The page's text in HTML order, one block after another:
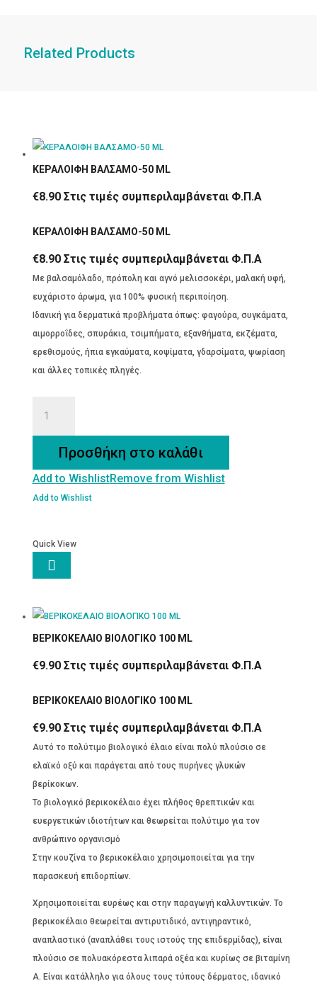
Related Products
ΚΕΡΑΛΟΙΦΗ ΒΑΛΣΑΜΟ-50 ML
€8.90 Στις τιμές συμπεριλαμβάνεται Φ.Π.Α
ΚΕΡΑΛΟΙΦΗ ΒΑΛΣΑΜΟ-50 ML
€8.90 Στις τιμές συμπεριλαμβάνεται Φ.Π.Α
Με βαλσαμόλαδο, πρόπολη και αγνό μελισσοκέρι, μαλακή υφή,
ευχάριστο άρωμα, για 100% φυσική περιποίηση.
Ιδανική για δερματικά προβλήματα όπως: φαγούρα, συγκάματα,
αιμορροΐδες, σπυράκια, τσιμπήματα, εξανθήματα, εκζέματα,
ερεθισμούς, ήπια εγκαύματα, κοψίματα, γδαρσίματα, ψωρίαση
και άλλες τοπικές πληγές.
ποσότηταΠροσθήκη στο καλάθι
Add to WishlistRemove from Wishlist
Add to Wishlist
Quick View

ΒΕΡΙΚΟΚΕΛΑΙΟ ΒΙΟΛΟΓΙΚΟ 100 ML
€9.90 Στις τιμές συμπεριλαμβάνεται Φ.Π.Α
ΒΕΡΙΚΟΚΕΛΑΙΟ ΒΙΟΛΟΓΙΚΟ 100 ML
€9.90 Στις τιμές συμπεριλαμβάνεται Φ.Π.Α
Αυτό το πολύτιμο βιολογικό έλαιο είναι πολύ πλούσιο σε
ελαϊκό οξύ και παράγεται από τους πυρήνες γλυκών
βερίκοκων.
Το βιολογικό βερικοκέλαιο έχει πλήθος θρεπτικών και
ευεργετικών ιδιοτήτων και θεωρείται πολύτιμο για τον
ανθρώπινο οργανισμό
Στην κουζίνα το βερικοκέλαιο χρησιμοποιείται για την
παρασκευή επιδορπίων.
Χρησιμοποιείται ευρέως και στην παραγωγή καλλυντικών. Το
βερικοκέλαιο θεωρείται αντιρυτιδικό, αντιγηραντικό,
αναπλαστικό (αναπλάθει τους ιστούς της επιδερμίδας), είναι
πλούσιο σε πολυακόρεστα λιπαρά οξέα και κυρίως σε βιταμίνη
Α. Είναι κατάλληλο για όλους τους τύπους δέρματος, ιδανικό